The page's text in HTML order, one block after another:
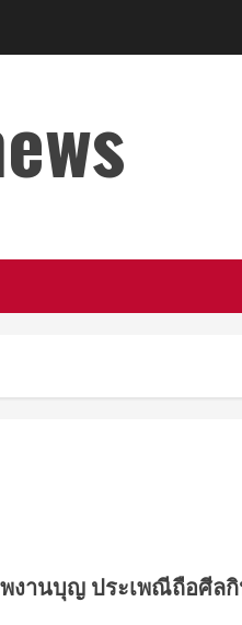
งานบุญ ประเพณีถือศีล